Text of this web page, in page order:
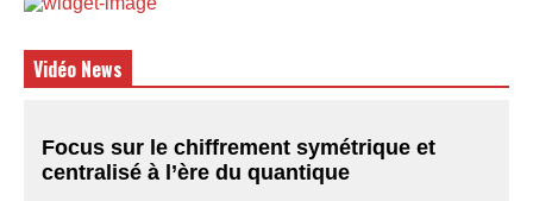
Vidéo News
Focus sur le chiffrement symétrique et
centralisé à l’ère du quantique